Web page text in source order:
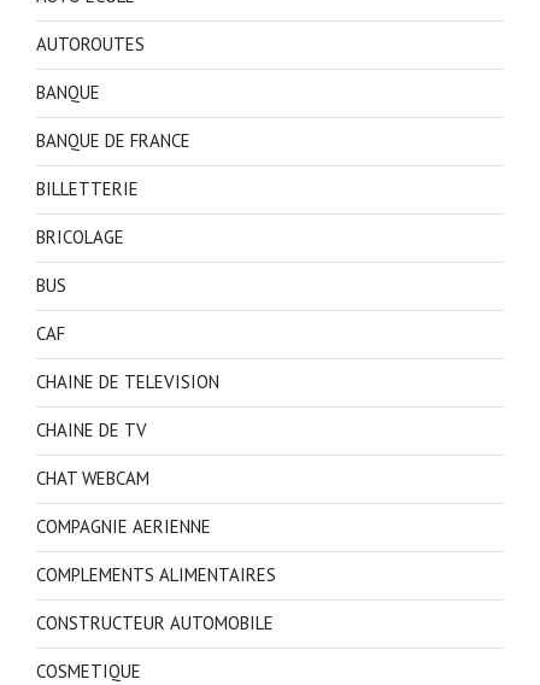
AUTOROUTES
BANQUE
BANQUE DE FRANCE
BILLETTERIE
BRICOLAGE
BUS
CAF
CHAINE DE TELEVISION
CHAINE DE TV
CHAT WEBCAM
COMPAGNIE AERIENNE
COMPLEMENTS ALIMENTAIRES
CONSTRUCTEUR AUTOMOBILE
COSMETIQUE